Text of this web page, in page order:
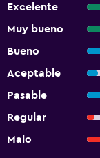
Excelente
Muy bueno
Bueno
Aceptable
Pasable
Regular
Malo